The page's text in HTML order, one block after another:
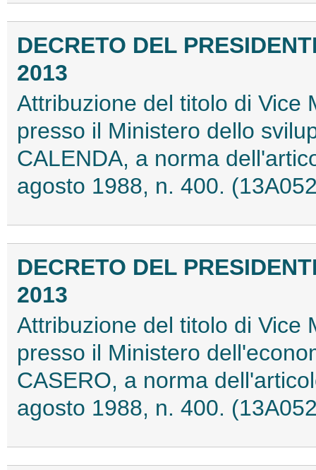
DECRETO DEL
2013
Attribuzione del titolo di Vice
presso il Ministero dello
CALENDA, a norma
agosto 1988, n. 400.
DECRETO DEL
2013
Attribuzione del titolo di Vice
presso il Ministero
CASERO, a norma
agosto 1988, n. 400.